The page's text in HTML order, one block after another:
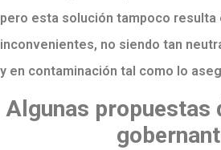
pero esta solución tampoco resulta
inconvenientes, no siendo tan
y en contaminación tal como lo
Algunas propuestas